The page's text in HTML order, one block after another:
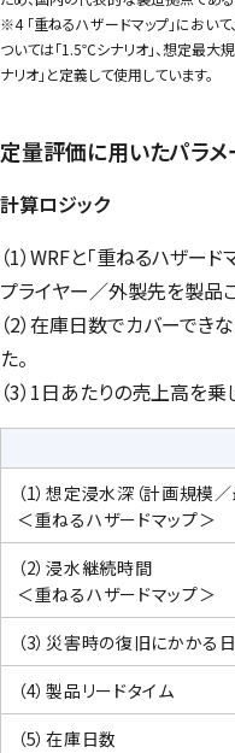
※4 「重ねるハザードマップ」におい
ついては「1.5℃シナリオ」、想定最
ナリオ」と定義して使用しています。
定量評価に用いたパラメ
計算ロジック
（1）WRFと「重ねるハザー
プライヤー／外製先を製品
（2）在庫日数でカバーで
た。
（3）1日あたりの売上高を
（1）想定浸水深（計画規模
＜重ねるハザードマップ＞
（2）浸水継続時間
＜重ねるハザードマップ＞
（3）災害時の復旧にかかる
（4）製品リードタイム
（5）在庫日数